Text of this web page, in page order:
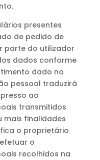
presentes
de pedido de
parte do utilizador
dados conforme
dado no
pessoal traduzirá
ao
transmitidos
mais finalidades
o proprietário
o
recolhidos na